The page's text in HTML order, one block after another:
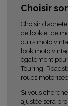
Choisir
Choisir
de look et de
cuirs moto
look moto
également
Touring,
roues
Si vous
ajustée sera